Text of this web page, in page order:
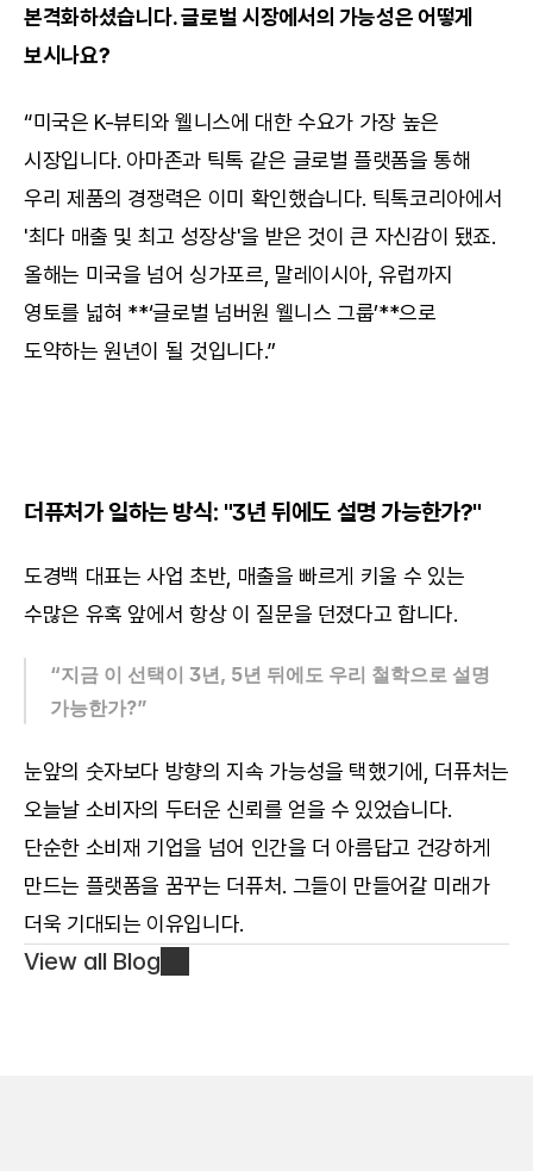
본격화하셨습니다. 글로벌 시장에서의 가능성은 어떻게
보시나요?
“미국은 K-뷰티와 웰니스에 대한 수요가 가장 높은
시장입니다. 아마존과 틱톡 같은 글로벌 플랫폼을 통해
우리 제품의 경쟁력은 이미 확인했습니다. 틱톡코리아에서
'최다 매출 및 최고 성장상'을 받은 것이 큰 자신감이 됐죠.
올해는 미국을 넘어 싱가포르, 말레이시아, 유럽까지
영토를 넓혀 **‘글로벌 넘버원 웰니스 그룹’**으로
도약하는 원년이 될 것입니다.”
더퓨처가 일하는 방식: "3년 뒤에도 설명 가능한가?"
도경백 대표는 사업 초반, 매출을 빠르게 키울 수 있는
수많은 유혹 앞에서 항상 이 질문을 던졌다고 합니다.
“지금 이 선택이 3년, 5년 뒤에도 우리 철학으로 설명
가능한가?”
눈앞의 숫자보다 방향의 지속 가능성을 택했기에, 더퓨처는
오늘날 소비자의 두터운 신뢰를 얻을 수 있었습니다.
단순한 소비재 기업을 넘어 인간을 더 아름답고 건강하게
만드는 플랫폼을 꿈꾸는 더퓨처. 그들이 만들어갈 미래가
더욱 기대되는 이유입니다.
View all Blog